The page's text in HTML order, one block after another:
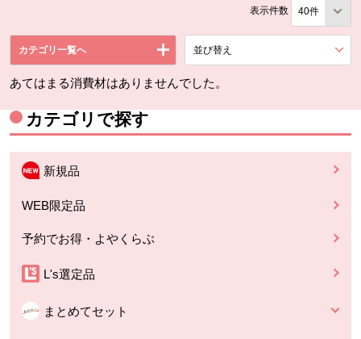
表示件数
カテゴリ一覧へ 並び替え
あてはまる消費材はありませんでした。
カテゴリで探す
新規品
WEB限定品
予約でお得・よやくらぶ
L's選定品
まとめてセット